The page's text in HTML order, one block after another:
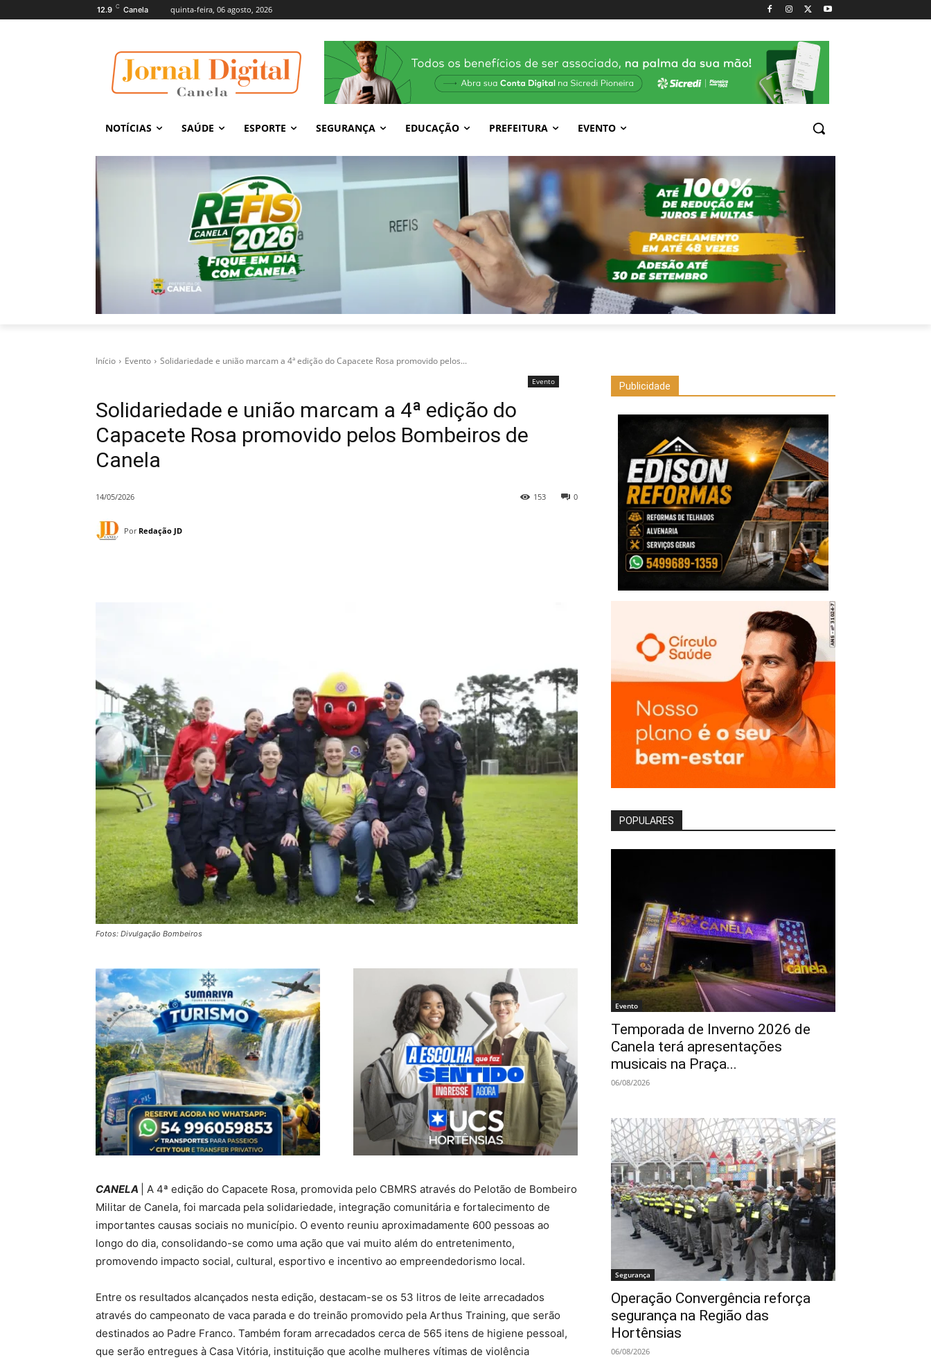
12.9 C Canela quinta-feira, 06 agosto, 2026
NOTÍCIAS SAÚDE ESPORTE SEGURANÇA EDUCAÇÃO PREFEITURA EVENTO
Início Evento Solidariedade e união marcam a 4ª edição do Capacete Rosa promovido pelos...
Evento
Solidariedade e união marcam a 4ª edição do
Capacete Rosa promovido pelos Bombeiros de
Canela
14/05/2026 0
153
Por Redação JD
Fotos: Divulgação Bombeiros
CANELA
| A 4ª edição do Capacete Rosa, promovida pelo CBMRS através do Pelotão de Bombeiro
Militar de Canela, foi marcada pela solidariedade, integração comunitária e fortalecimento de
importantes causas sociais no município. O evento reuniu aproximadamente 600 pessoas ao
longo do dia, consolidando-se como uma ação que vai muito além do entretenimento,
promovendo impacto social, cultural, esportivo e incentivo ao empreendedorismo local.
Entre os resultados alcançados nesta edição, destacam-se os 53 litros de leite arrecadados
através do campeonato de vaca parada e do treinão promovido pela Arthus Training, que serão
destinados ao Padre Franco. Também foram arrecadados cerca de 565 itens de higiene pessoal,
que serão entregues à Casa Vitória, instituição que acolhe mulheres vítimas de violência
Publicidade
POPULARES
Evento
Temporada de Inverno 2026 de
Canela terá apresentações
musicais na Praça...
06/08/2026
Segurança
Operação Convergência reforça
segurança na Região das
Hortênsias
06/08/2026